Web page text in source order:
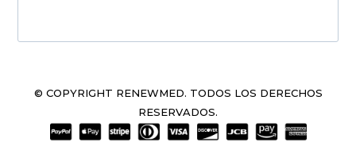
© COPYRIGHT RENEWMED. TODOS LOS DERECHOS
RESERVADOS.